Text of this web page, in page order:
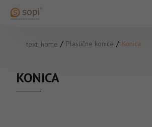
text_home Plastične konice Konica
KONICA